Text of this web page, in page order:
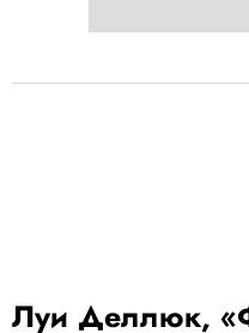
Луи Деллюк,